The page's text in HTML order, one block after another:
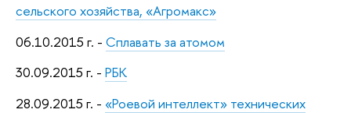
сельского хозяйства, «Агромакс»
06.10.2015 г. - Сплавать за атомом
30.09.2015 г. - РБК
28.09.2015 г. - «Роевой интеллект» технических